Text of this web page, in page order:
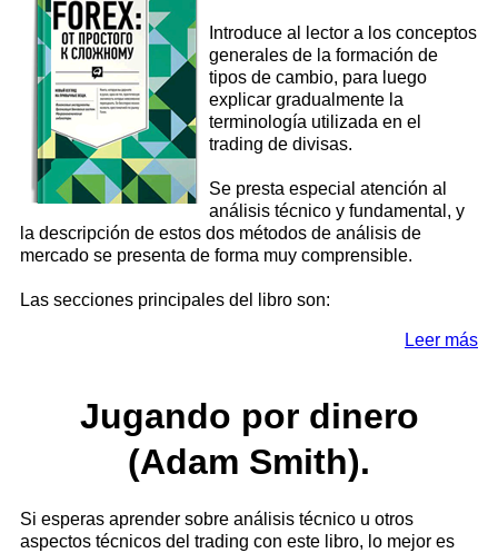
Introduce al lector a los conceptos
generales de la formación de
tipos de cambio, para luego
explicar gradualmente la
terminología utilizada en el
trading de divisas.
Se presta especial atención al
análisis técnico y fundamental, y
la descripción de estos dos métodos de análisis de
mercado se presenta de forma muy comprensible.
Las secciones principales del libro son:
Leer más
Jugando por dinero
(Adam Smith).
Si esperas aprender sobre análisis técnico u otros
aspectos técnicos del trading con este libro, lo mejor es